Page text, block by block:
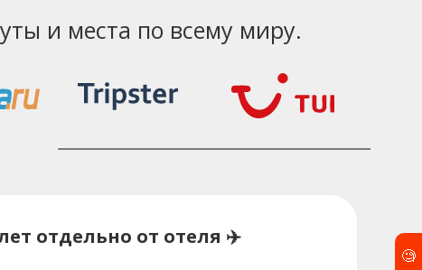
и места по всему миру.
отдельно от отеля ✈️
🧐